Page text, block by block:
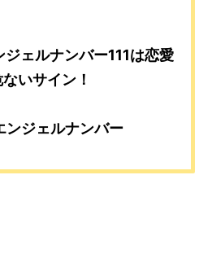
ジェルナンバー111は恋愛
いサイン！
ンジェルナンバー